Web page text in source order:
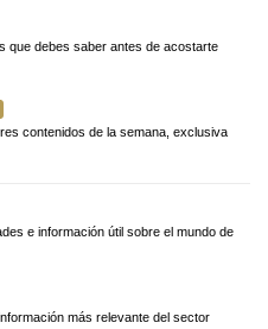
que debes saber antes de acostarte
contenidos de la semana, exclusiva
e información útil sobre el mundo de
más relevante del sector